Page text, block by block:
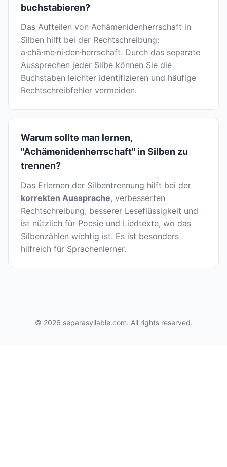
buchstabieren?
Das Aufteilen von Achämenidenherrschaft in
Silben hilft bei der Rechtschreibung:
a·chä·me·ni·den·herrschaft. Durch das separate
Aussprechen jeder Silbe können Sie die
Buchstaben leichter identifizieren und häufige
Rechtschreibfehler vermeiden.
Warum sollte man lernen,
"Achämenidenherrschaft" in Silben zu
trennen?
Das Erlernen der Silbentrennung hilft bei der
korrekten Aussprache, verbesserten
Rechtschreibung, besserer Leseflüssigkeit und
ist nützlich für Poesie und Liedtexte, wo das
Silbenzählen wichtig ist. Es ist besonders
hilfreich für Sprachenlerner.
© 2026 separasyllable.com. All rights reserved.